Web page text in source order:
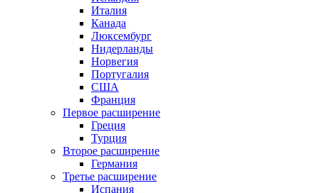
Италия
Канада
Люксембург
Нидерланды
Норвегия
Португалия
США
Франция
Первое расширение
Греция
Турция
Второе расширение
Германия
Третье расширение
Испания